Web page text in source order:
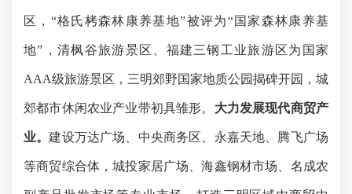
区， “格氏栲森林康养基地”被评为“国家森林康养基
地”， 清枫谷旅游景区、 福建三钢工业旅游区为国家
AAA级旅游景区，三明郊野国家地质公园揭碑开园 ，城
郊都市休闲农业产业带初具雏形。 大力发展现代商贸产
业。建设万达广场、中央商务区、永嘉天地、腾飞广场
等商贸综合体，城投家居广场、海鑫钢材市场、 名成农